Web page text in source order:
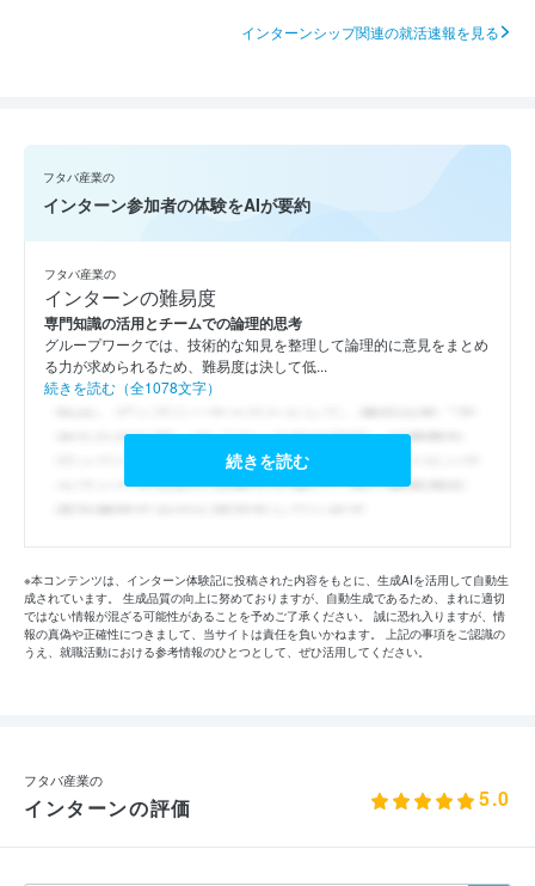
インターンシップ関連の就活速報を見る
フタバ産業の
インターン参加者の体験をAIが要約
フタバ産業の
インターンの難易度
専門知識の活用とチームでの論理的思考
グループワークでは、技術的な知見を整理して論理的に意見をまとめ
る力が求められるため、難易度は決して低...
続きを読む（全1078文字）
続きを読む
※本コンテンツは、インターン体験記に投稿された内容をもとに、生成AIを活用して自動生
成されています。 生成品質の向上に努めておりますが、自動生成であるため、まれに適切
ではない情報が混ざる可能性があることを予めご了承ください。 誠に恐れ入りますが、情
報の真偽や正確性につきまして、当サイトは責任を負いかねます。 上記の事項をご認識の
うえ、就職活動における参考情報のひとつとして、ぜひ活用してください。
フタバ産業の
インターンの評価 5.0